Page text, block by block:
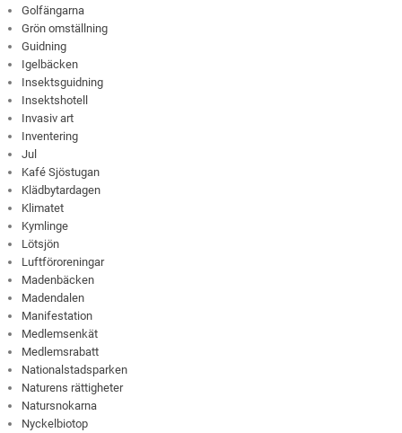
Golfängarna
Grön omställning
Guidning
Igelbäcken
Insektsguidning
Insektshotell
Invasiv art
Inventering
Jul
Kafé Sjöstugan
Klädbytardagen
Klimatet
Kymlinge
Lötsjön
Luftföroreningar
Madenbäcken
Madendalen
Manifestation
Medlemsenkät
Medlemsrabatt
Nationalstadsparken
Naturens rättigheter
Natursnokarna
Nyckelbiotop